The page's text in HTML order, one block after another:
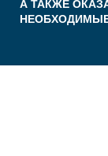
А ТАКЖЕ